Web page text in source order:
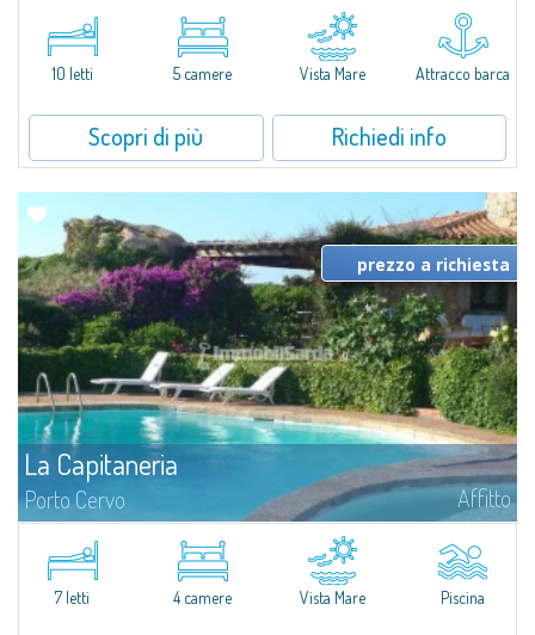
Vi diamo il benvenuto a Villa Cala di Volpe, straordinaria proprietà fronte
mare e vera e propria penisola privata di circa 6.000 metri quadrati lungo
le coste cristalline della prestigiosa Baia Cala di Volpe, a due...
10 letti 5 camere Vista Mare Attracco barca
Scopri di più Richiedi info
La Capitaneria
Porto Cervo Affitto
Appartamento in vendita e in affitto a Porto Cervo - in Sardegna
Gallura.Appartamento situato in uno dei complessi più eleganti di Porto
Cervo, prima fila sul Porto Vecchio dove si ormeggiano gli Yacht più
prestigiosi...
prezzo a richiesta
7 letti 4 camere Vista Mare Piscina